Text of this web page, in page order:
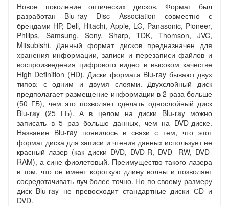
Новое поколение оптических дисков. Формат был
разработан Blu-ray Disc Association совместно с
брендами HP, Dell, Hitachi, Apple, LG, Panasonic, Pioneer,
Philips, Samsung, Sony, Sharp, TDK, Thomson, JVC,
Mitsubishi. Данный формат дисков предназначен для
хранения информации, записи и перезаписи файлов и
воспроизведения цифрового видео в высоком качестве
High Definition (HD). Диски формата Blu-ray бывают двух
типов: с одним и двумя слоями. Двухслойный диск
предполагает размещение информации в 2 раза больше
(50 ГБ), чем это позволяет сделать однослойный диск
Blu-ray (25 ГБ). А в целом на диски Blu-ray можно
записать в 5 раз больше данных, чем на DVD-диске.
Название Blu-ray появилось в связи с тем, что этот
формат диска для записи и чтения данных использует не
красный лазер (как диски DVD, DVD-R, DVD -RW, DVD-
RAM), а сине-фиолетовый. Преимущество такого лазера
в том, что он имеет короткую длину волны и позволяет
сосредотачивать луч более точно. Но по своему размеру
диск Blu-ray не превосходит стандартные диски СD и
DVD.